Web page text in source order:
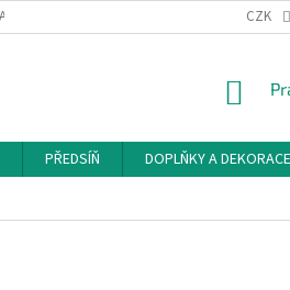
A ODSTOUPENÍ OD SMLOUVY CZK
PŘEDSÍŇ DOPLŇKY A DEKORACE